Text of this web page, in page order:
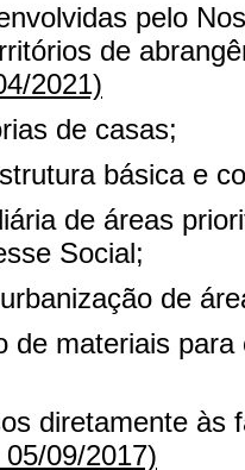
pelo
de
2021)
de casas;
básica e
de áreas
Social;
de
de materiais
diretamente às
09/2017)